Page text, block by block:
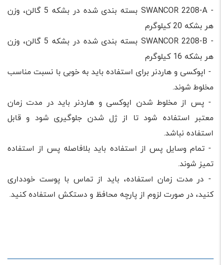
- SWANCOR 2208-A بسته بندی شده در بشکه 5 گالن، وزن
هر بشکه 20 کیلوگرم
- SWANCOR 2208-B بسته بندی شده در بشکه 5 گالن، وزن
هر بشکه 16 کیلوگرم
- اپوکسی و هاردنر برای استفاده باید به خوبی با نسبت مناسب
مخلوط شوند.
- پس از مخلوط شدن اپوکسی و هاردنر باید در مدت زمان
معتبر استفاده شود تا از ژل شدن جلوگیری شود و قابل
استفاده نباشد.
- تمام وسایل پس از استفاده باید بلافاصله پس از استفاده
تمیز شوند.
- در مدت زمان استفاده، باید از تماس با پوست خودداری
کنید، در صورت لزوم از پارچه محافظ و دستکش استفاده کنید.